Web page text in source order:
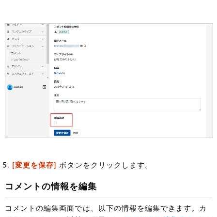
[変更を保存] ボタンをクリックします。
コメントの情報を編集
コメントの編集画面では、以下の情報を編集できます。カ